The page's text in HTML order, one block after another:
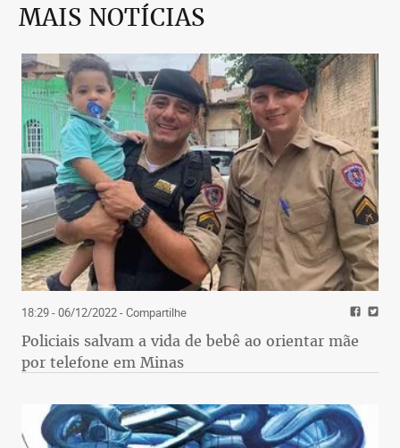
MAIS NOTÍCIAS
18:29 - 06/12/2022- Compartilhe
Policiais salvam a vida de bebê ao orientar mãe
por telefone em Minas